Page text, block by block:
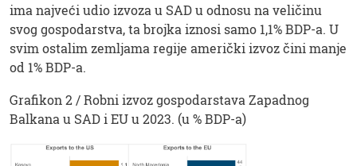
ima najveći udio izvoza u SAD u odnosu na veličinu
svog gospodarstva, ta brojka iznosi samo 1,1% BDP-a. U
svim ostalim zemljama regije američki izvoz čini manje
od 1% BDP-a.
Grafikon 2 / Robni izvoz gospodarstava Zapadnog
Balkana u SAD i EU u 2023. (u % BDP-a)